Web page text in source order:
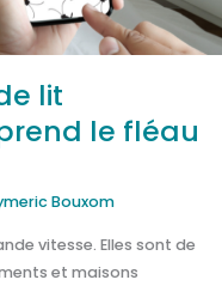
lit
le fléau
Bouxom
vitesse. Elles sont de
et maisons